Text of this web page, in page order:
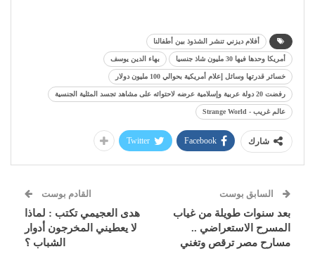
أفلام ديزني تنشر الشذوذ بين أطفالنا
أمريكا وحدها فيها 30 مليون شاذ جنسيا بهاء الدين يوسف
خسائر قدرتها وسائل إعلام أمريكية بحوالي 100 مليون دولار
رفضت 20 دولة عربية وإسلامية عرضه لاحتوائه على مشاهد تجسد المثلية الجنسية
عالم غريب - Strange World
شارك Facebook
Twitter
السابق بوست
بعد سنوات طويلة من غياب
المسرح الاستعراضي ..
مسارح مصر ترقص وتغني
القادم بوست
هدى العجيمي تكتب : لماذا
لا يعطيني المخرجون أدوار
الشباب ؟